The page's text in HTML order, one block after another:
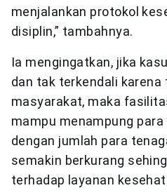
menjalankan protokol
disiplin,” tambahnya.
Ia mengingatkan, jika
dan tak terkendali karena
masyarakat, maka
mampu menampung
dengan jumlah para
semakin berkurang
terhadap layanan